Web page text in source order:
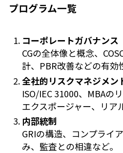
プログラム一覧
コーポレートガバナンス
CGの全体像と概念、
計、PBR改善などの有効
全社的リスクマネジメン
ISO/IEC 31000、MBAの
エクスポージャー、リア
内部統制
GRIの構造、コンプライ
み、監査との相違など。